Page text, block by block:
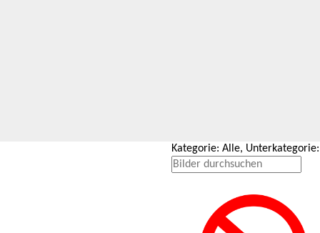
Kategorie: Alle,